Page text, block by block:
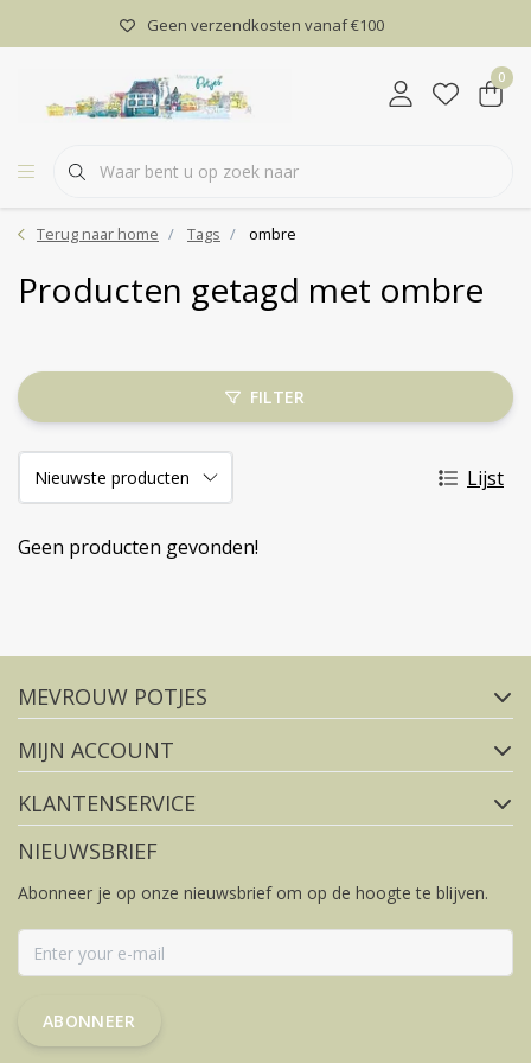
Geen verzendkosten vanaf €100
0
Terug naar home Tags ombre
Producten getagd met ombre
FILTER
Lijst
Geen producten gevonden!
FACEBOOK
MEVROUW POTJES
MIJN ACCOUNT
KLANTENSERVICE
NIEUWSBRIEF
Abonneer je op onze nieuwsbrief om op de hoogte te blijven.
ABONNEER